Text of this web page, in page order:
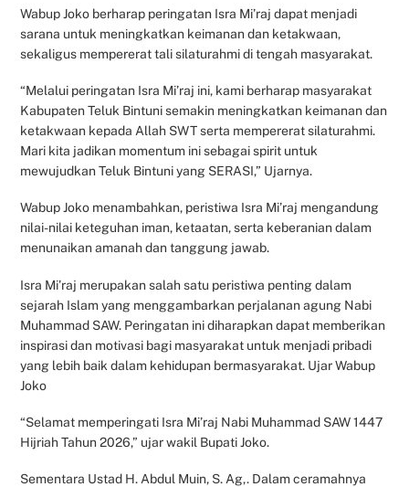
Wabup Joko berharap peringatan Isra Mi’raj dapat menjadi
sarana untuk meningkatkan keimanan dan ketakwaan,
sekaligus mempererat tali silaturahmi di tengah masyarakat.
“Melalui peringatan Isra Mi’raj ini, kami berharap masyarakat
Kabupaten Teluk Bintuni semakin meningkatkan keimanan dan
ketakwaan kepada Allah SWT serta mempererat silaturahmi.
Mari kita jadikan momentum ini sebagai spirit untuk
mewujudkan Teluk Bintuni yang SERASI,” Ujarnya.
Wabup Joko menambahkan, peristiwa Isra Mi’raj mengandung
nilai-nilai keteguhan iman, ketaatan, serta keberanian dalam
menunaikan amanah dan tanggung jawab.
Isra Mi’raj merupakan salah satu peristiwa penting dalam
sejarah Islam yang menggambarkan perjalanan agung Nabi
Muhammad SAW. Peringatan ini diharapkan dapat memberikan
inspirasi dan motivasi bagi masyarakat untuk menjadi pribadi
yang lebih baik dalam kehidupan bermasyarakat. Ujar Wabup
Joko
“Selamat memperingati Isra Mi’raj Nabi Muhammad SAW 1447
Hijriah Tahun 2026,” ujar wakil Bupati Joko.
Sementara Ustad H. Abdul Muin, S. Ag,. Dalam ceramahnya